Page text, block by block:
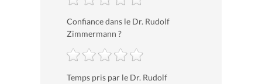
Confiance dans le Dr. Rudolf
Zimmermann ?
Temps pris par le Dr. Rudolf